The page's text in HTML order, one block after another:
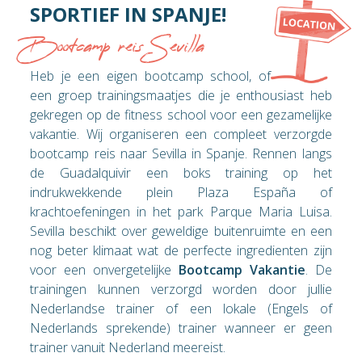
SPORTIEF IN SPANJE!
Bootcamp reis Sevilla
Heb je een eigen bootcamp school, of
een groep trainingsmaatjes die je enthousiast heb
gekregen op de fitness school voor een gezamelijke
vakantie. Wij organiseren een compleet verzorgde
bootcamp reis naar Sevilla in Spanje. Rennen langs
de Guadalquivir een boks training op het
indrukwekkende plein Plaza España of
krachtoefeningen in het park Parque Maria Luisa.
Sevilla beschikt over geweldige buitenruimte en een
nog beter klimaat wat de perfecte ingredienten zijn
voor een onvergetelijke Bootcamp Vakantie. De
trainingen kunnen verzorgd worden door jullie
Nederlandse trainer of een lokale (Engels of
Nederlands sprekende) trainer wanneer er geen
trainer vanuit Nederland meereist.